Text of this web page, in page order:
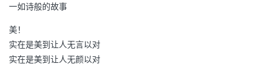
一如诗般的故事
美！
实在是美到让人无言以对
实在是美到让人无颜以对